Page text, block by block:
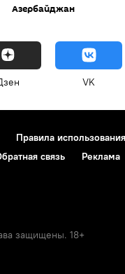
Азербайджан
VK
Правила использования
связь Реклама
защищены. 18+